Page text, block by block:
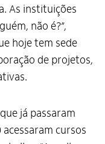
As instituições
não é?”,
hoje tem sede
de projetos,
já passaram
cursos